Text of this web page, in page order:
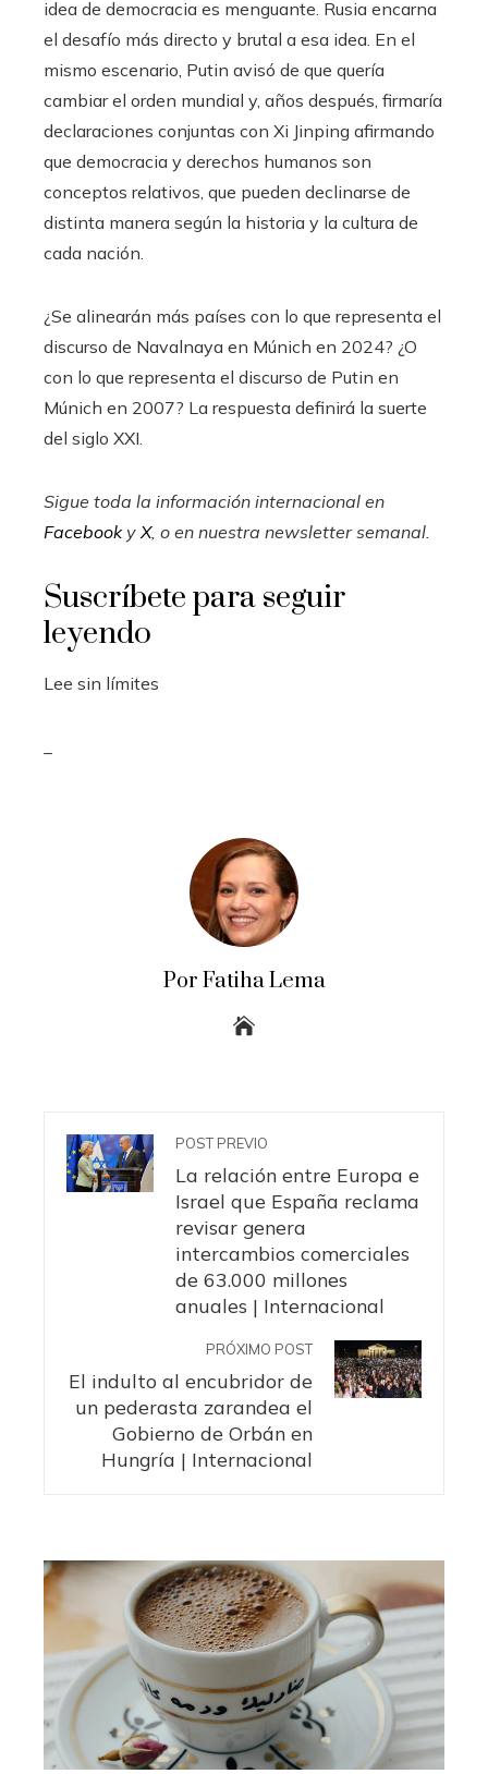
idea de democracia es menguante. Rusia encarna
el desafío más directo y brutal a esa idea. En el
mismo escenario, Putin avisó de que quería
cambiar el orden mundial y, años después, firmaría
declaraciones conjuntas con Xi Jinping afirmando
que democracia y derechos humanos son
conceptos relativos, que pueden declinarse de
distinta manera según la historia y la cultura de
cada nación.
¿Se alinearán más países con lo que representa el
discurso de Navalnaya en Múnich en 2024? ¿O
con lo que representa el discurso de Putin en
Múnich en 2007? La respuesta definirá la suerte
del siglo XXI.
Sigue toda la información internacional en
Facebooky X, o en nuestra newsletter semanal
Suscríbete para seguir
leyendo
Lee sin límites
Por Fatiha Lema
POST PREVIO
La relación entre Europa e
Israel que España reclama
revisar genera
intercambios comerciales
de 63.000 millones
anuales | Internacional
PRÓXIMO POST
El indulto al encubridor de
un pederasta zarandea el
Gobierno de Orbán en
Hungría | Internacional